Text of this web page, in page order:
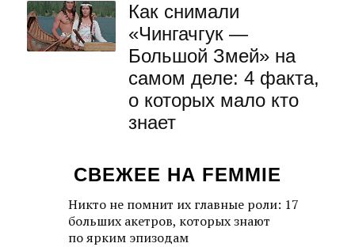
Как снимали
«Чингачгук —
Большой Змей» на
самом деле: 4 факта,
о которых мало кто
знает
СВЕЖЕЕ НА FEMMIE
Никто не помнит их главные роли: 17
больших акетров, которых знают
по ярким эпизодам